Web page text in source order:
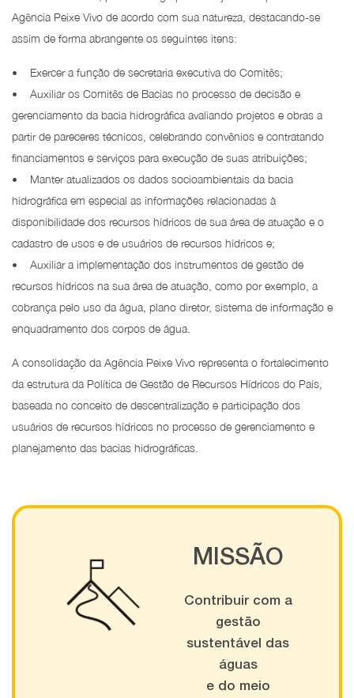
Agência Peixe Vivo de acordo com sua natureza, destacando-se
assim de forma abrangente os seguintes itens:
• Exercer a função de secretaria executiva do Comitês;
• Auxiliar os Comitês de Bacias no processo de decisão e
gerenciamento da bacia hidrográfica avaliando projetos e obras a
partir de pareceres técnicos, celebrando convênios e contratando
financiamentos e serviços para execução de suas atribuições;
• Manter atualizados os dados socioambientais da bacia
hidrográfica em especial as informações relacionadas à
disponibilidade dos recursos hídricos de sua área de atuação e o
cadastro de usos e de usuários de recursos hídricos e;
• Auxiliar a implementação dos instrumentos de gestão de
recursos hídricos na sua área de atuação, como por exemplo, a
cobrança pelo uso da água, plano diretor, sistema de informação e
enquadramento dos corpos de água.
A consolidação da Agência Peixe Vivo representa o fortalecimento
da estrutura da Política de Gestão de Recursos Hídricos do País,
baseada no conceito de descentralização e participação dos
usuários de recursos hídricos no processo de gerenciamento e
planejamento das bacias hidrográficas.
MISSÃO
Contribuir com a
gestão
sustentável das
águas
e do meio